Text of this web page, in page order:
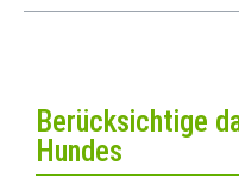
Berücksichtige
Hundes